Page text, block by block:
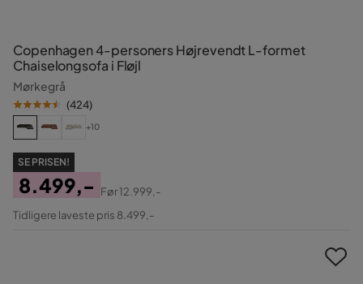
Copenhagen 4-personers Højrevendt L-formet
Chaiselongsofa i Fløjl
Mørkegrå
(424)
+10
SE PRISEN!
Pris
8.499,-
Original
Før12.999,-
Tidligere laveste pris 8.499,-